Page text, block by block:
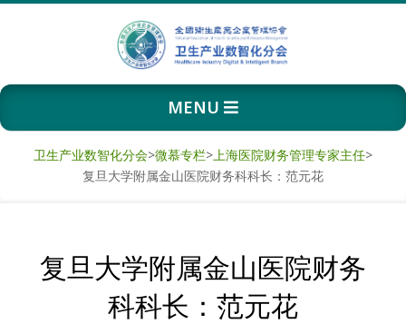
卫
生
产
数
Primary
Navigation
MENU
卫生产业数智化分会>微慕专栏>上海医院财务管理专家主任>
复旦大学附属金山医院财务科科长：范元花
复旦大学附属金山医院财务
科科长：范元花